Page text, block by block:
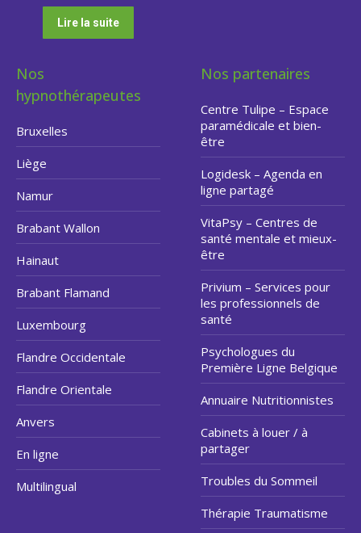
Lire la suite
Nos
hypnothérapeutes
Bruxelles
Liège
Namur
Brabant Wallon
Hainaut
Brabant Flamand
Luxembourg
Flandre Occidentale
Flandre Orientale
Anvers
En ligne
Multilingual
Nos partenaires
Centre Tulipe – Espace
paramédicale et bien-
être
Logidesk – Agenda en
ligne partagé
VitaPsy – Centres de
santé mentale et mieux-
être
Privium – Services pour
les professionnels de
santé
Psychologues du
Première Ligne Belgique
Annuaire Nutritionnistes
Cabinets à louer / à
partager
Troubles du Sommeil
Thérapie Traumatisme